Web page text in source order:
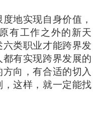
地实现自身价值，
有工作之外的新天
类职业才能跨界发
有实现跨界发展的
向，有合适的切入
这样，就一定能找